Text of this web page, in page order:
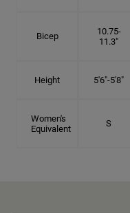
Bicep
10.75-
11.3"
Height 5'6"-5'8"
Women's
Equivalent
S